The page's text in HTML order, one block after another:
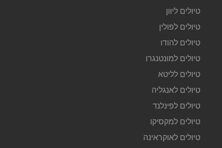
טיולים ליוון
טיולים לפולין
טיולים להודו
טיולים למונטנגרו
טיולים לליטא
טיולים לאנגליה
טיולים לפינלנד
טיולים למקסיקו
טיולים לאוקראינה